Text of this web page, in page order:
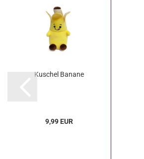
Kuschel Banane
9,99 EUR